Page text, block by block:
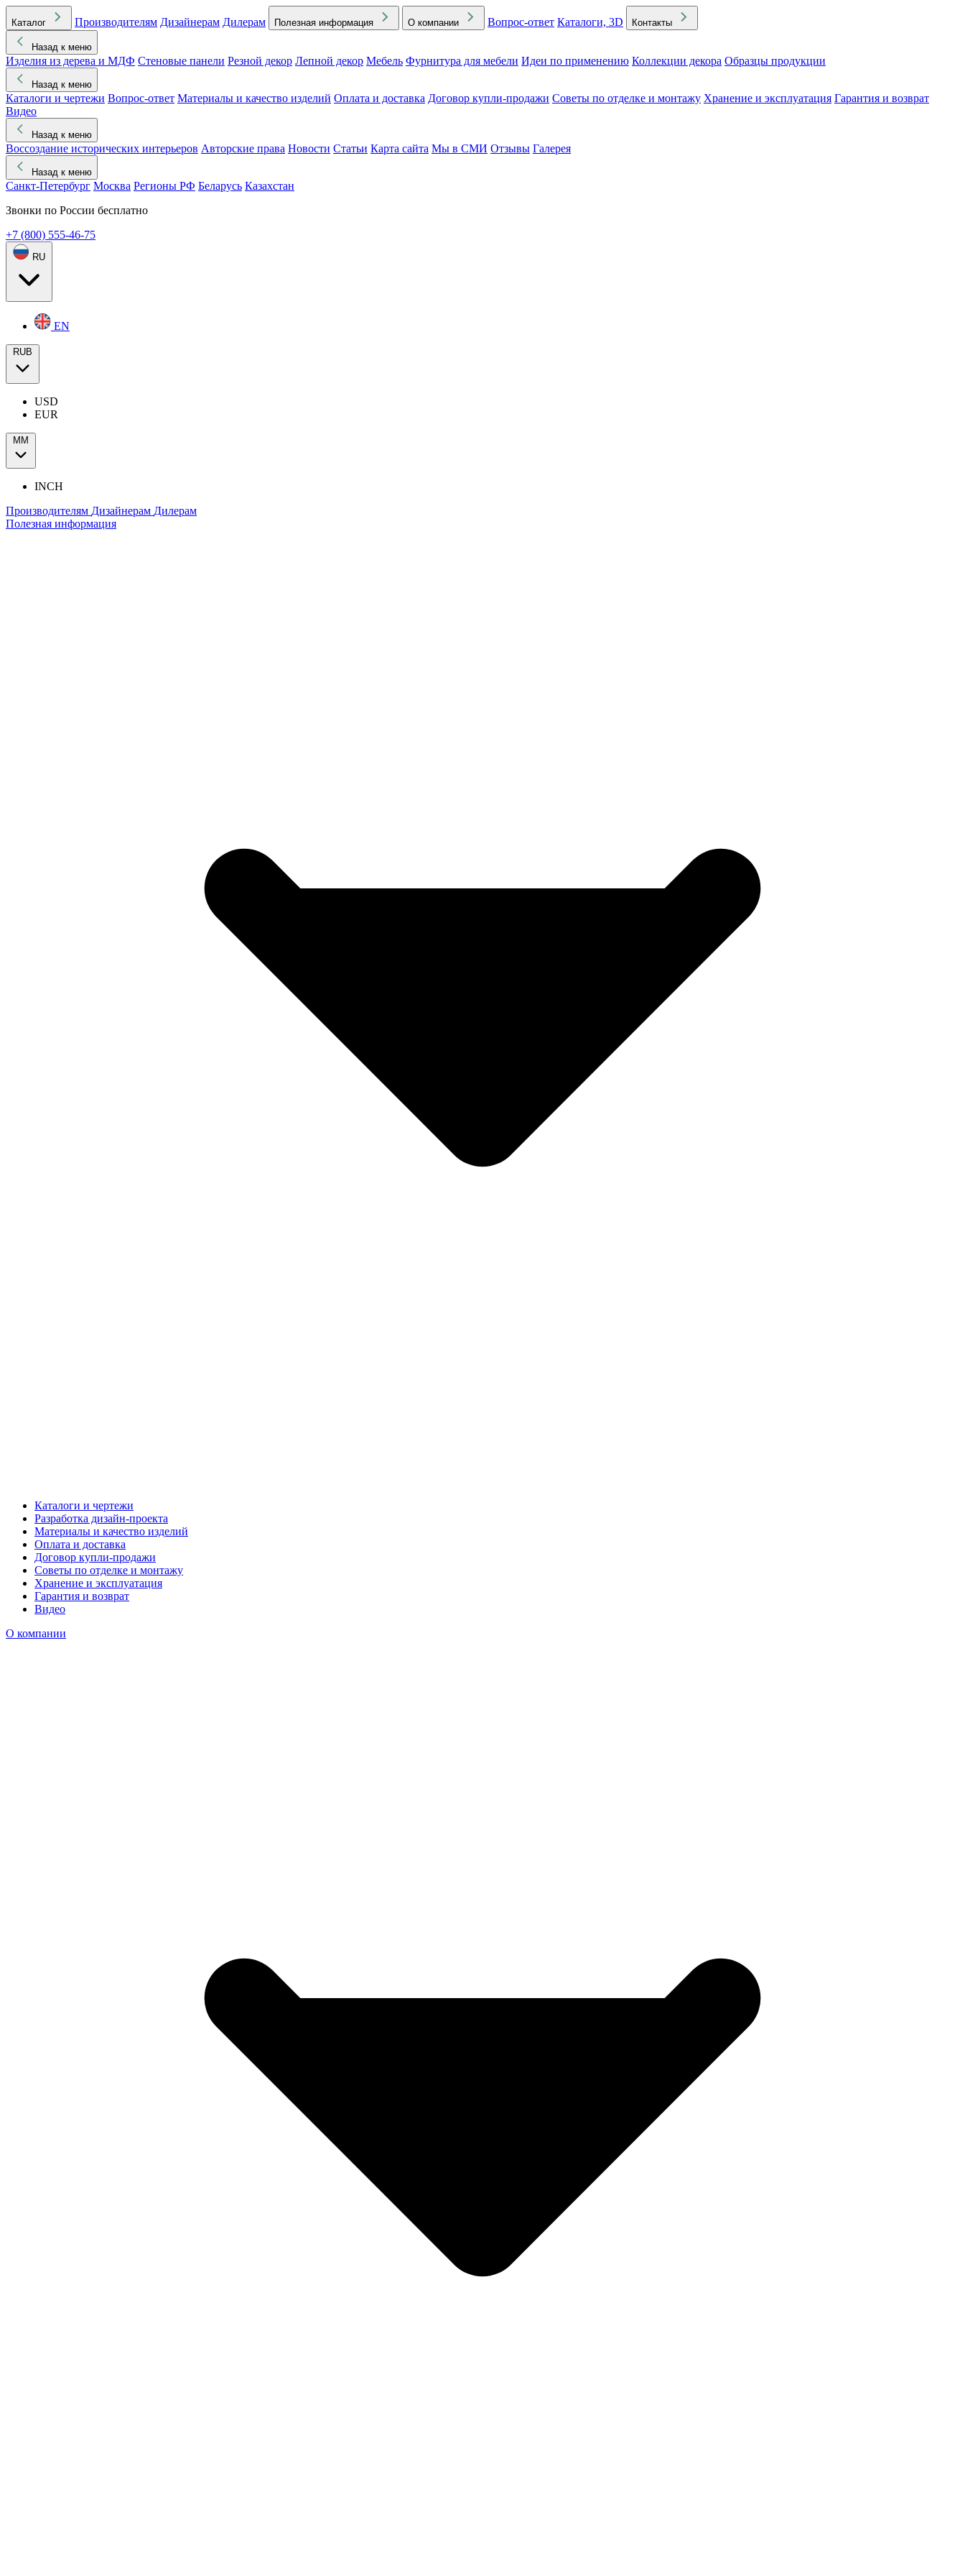
Каталог Производителям Дизайнерам Дилерам Полезная информация О компании Вопрос-ответ Каталоги, 3D Контакты
Назад к меню
Изделия из дерева и МДФ Стеновые панели Резной декор Лепной декор Мебель Фурнитура для мебели Идеи по применению Коллекции декора Образцы продукции
Назад к меню
Каталоги и чертежи Вопрос-ответ Материалы и качество изделий Оплата и доставка Договор купли-продажи Советы по отделке и монтажу Хранение и эксплуатация Гарантия и возврат
Видео
Назад к меню
Воссоздание исторических интерьеров Авторские права Новости Статьи Карта сайта Мы в СМИ Отзывы Галерея
Назад к меню
Санкт-Петербург Москва Регионы РФ Беларусь Казахстан
Звонки по России бесплатно
+7 (800) 555-46-75
RU
EN
RUB
USD
EUR
ММ
INCH
Производителям Дизайнерам Дилерам
Полезная информация
Каталоги и чертежи
Разработка дизайн-проекта
Материалы и качество изделий
Оплата и доставка
Договор купли-продажи
Советы по отделке и монтажу
Хранение и эксплуатация
Гарантия и возврат
Видео
О компании